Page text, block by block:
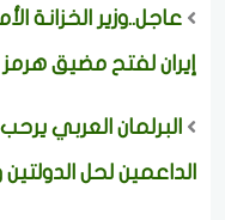
عاجل..وزير الخزانة
إيران لفتح مضيق هرمز
البرلمان العربي
الداعمين لحل